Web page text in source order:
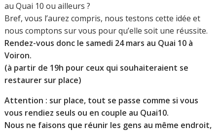
au Quai 10 ou ailleurs ?
Bref, vous l’aurez compris, nous testons cette idée et
nous comptons sur vous pour qu’elle soit une réussite.
Rendez-vous donc le samedi 24 mars au Quai 10 à
Voiron.
(à partir de 19h pour ceux qui souhaiteraient se
restaurer sur place)
Attention : sur place, tout se passe comme si vous
vous rendiez seuls ou en couple au Quai10.
Nous ne faisons que réunir les gens au même endroit,